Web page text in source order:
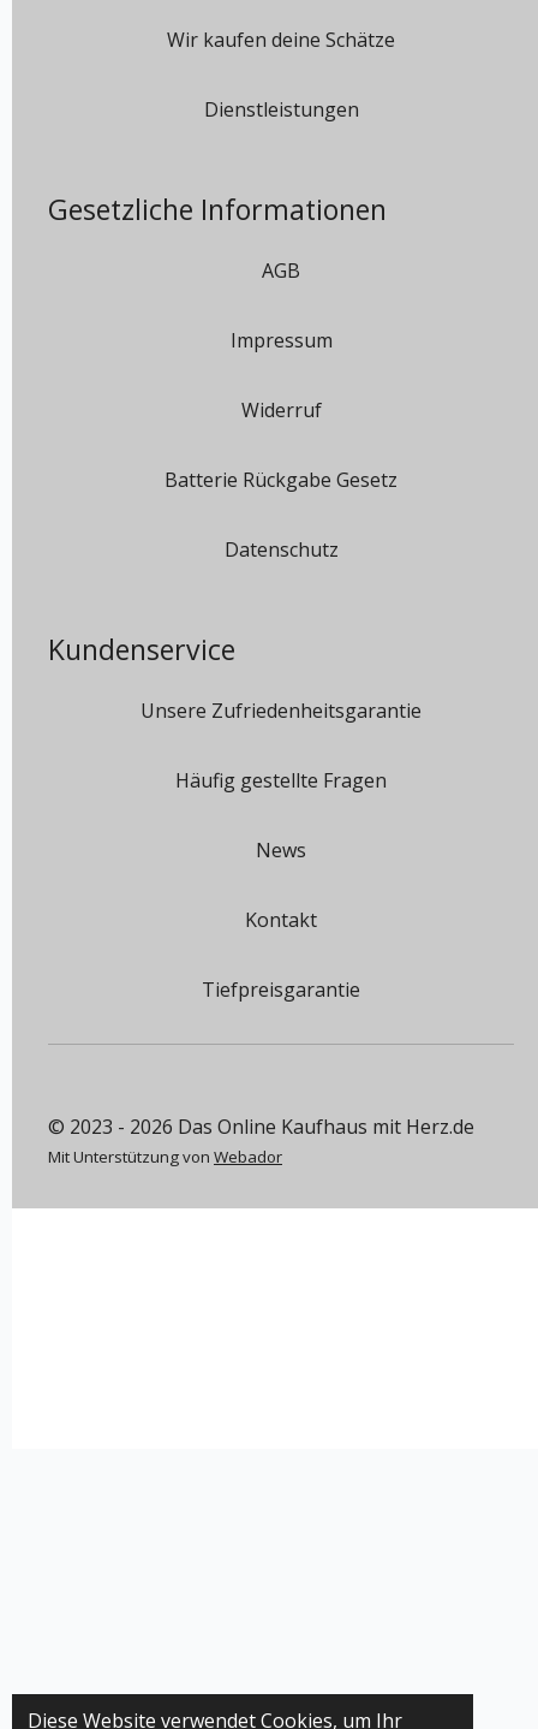
Diese Website verwendet Cookies, um Ihr
Wir kaufen deine Schätze
Dienstleistungen
Gesetzliche Informationen
AGB
Impressum
Widerruf
Batterie Rückgabe Gesetz
Datenschutz
Kundenservice
Unsere Zufriedenheitsgarantie
Häufig gestellte Fragen
News
Kontakt
Tiefpreisgarantie
© 2023 - 2026 Das Online Kaufhaus mit Herz.de
Mit Unterstützung von Webador